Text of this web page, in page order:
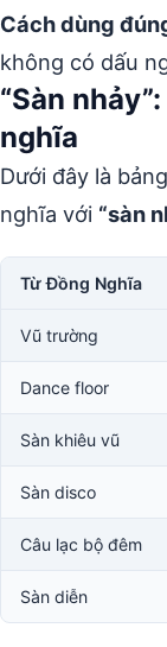
Cách dùng
không có dấu
“Sàn
nghĩa
Dưới đây là
nghĩa với “sàn
Từ Đồng Nghĩa
Vũ trường
Dance floor
Sàn khiêu vũ
Sàn disco
Câu lạc bộ đêm
Sàn diễn